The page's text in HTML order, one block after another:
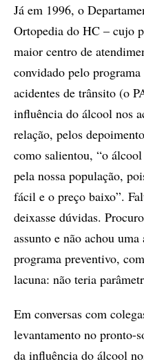
Já em 1996, o
Ortopedia do HC – cujo
maior centro de
convidado pelo
acidentes de trânsito (o
influência do álcool nos
relação, pelos
como salientou, “o
pela nossa população,
fácil e o preço baixo”.
deixasse dúvidas.
assunto e não achou
programa preventivo,
lacuna: não teria
Em conversas com
levantamento no pronto-
da influência do álcool